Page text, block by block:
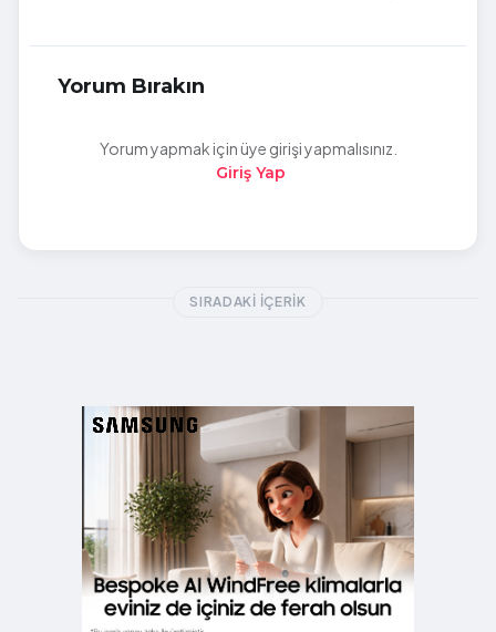
Yorum Bırakın
Yorum yapmak için üye girişi yapmalısınız.
Giriş Yap
SIRADAKI İÇERIK